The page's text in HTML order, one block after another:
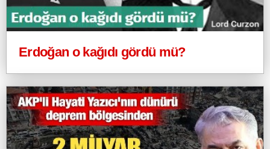
Erdoğan o kağıdı gördü mü?